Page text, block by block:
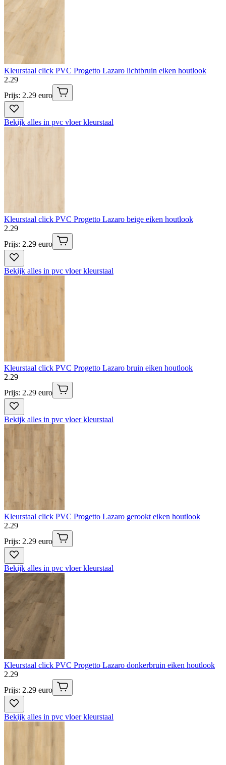
Kleurstaal click PVC Progetto Lazaro lichtbruin eiken houtlook
2.29
Prijs: 2.29 euro
Bekijk alles in pvc vloer kleurstaal
Kleurstaal click PVC Progetto Lazaro beige eiken houtlook
2.29
Prijs: 2.29 euro
Bekijk alles in pvc vloer kleurstaal
Kleurstaal click PVC Progetto Lazaro bruin eiken houtlook
2.29
Prijs: 2.29 euro
Bekijk alles in pvc vloer kleurstaal
Kleurstaal click PVC Progetto Lazaro gerookt eiken houtlook
2.29
Prijs: 2.29 euro
Bekijk alles in pvc vloer kleurstaal
Kleurstaal click PVC Progetto Lazaro donkerbruin eiken houtlook
2.29
Prijs: 2.29 euro
Bekijk alles in pvc vloer kleurstaal